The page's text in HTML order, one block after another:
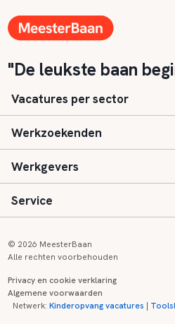
"De leukste baan
Vacatures per sector
Basisonderwijs
Speciaal (basis) onderwijs
Voortgezet onderwijs
Kinderopvang
Werkzoekenden
Aanmelden
Vacatures
Zij-instroom informatie
Werkgevers
Inloggen
Registreren
Service
Onderwijs links
© 2026 MeesterBaan
Alle rechten voorbehouden
Privacy en cookie verklaring
Algemene voorwaarden
Netwerk:Kinderopvang vacatures |